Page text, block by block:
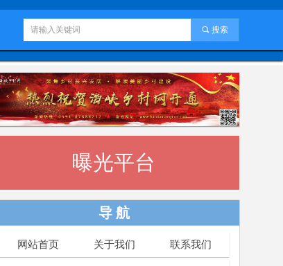
끠 搜索
导 航
网站首页 关于我们 联系我们
曝光平台